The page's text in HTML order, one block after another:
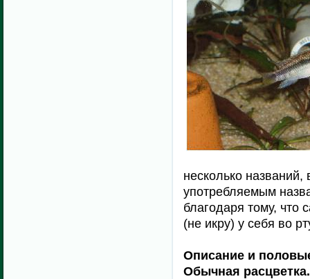
несколько
употребляемым
благодаря тому, что
(не икру) у себя во
Описание и
Обычная расцветка.